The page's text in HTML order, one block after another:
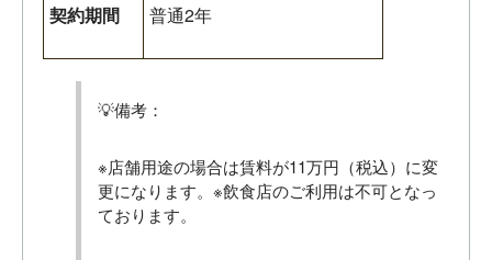
契約期間 普通2年
💡備考：
※店舗用途の場合は賃料が11万円（税込）に変
更になります。※飲食店のご利用は不可となっ
ております。